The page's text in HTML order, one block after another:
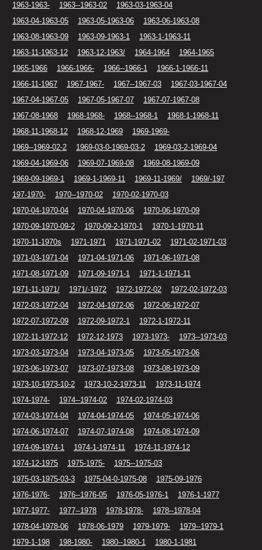
1963-1963-
1963--1963-02
1963-03-1963-04
1963-04-1963-05
1963-05-1963-06
1963-06-1963-08
1963-08-1963-09
1963-09-1963-1
1963-1-1963-11
1963-11-1963-12
1963-12-1963/ 1964-1964
1964-1965
1965-1966
1966-1966- 1966--1966-1
1966-1-1966-11
1966-11-1967
1967-1967- 1967--1967-03
1967-03-1967-04
1967-04-1967-05
1967-05-1967-07
1967-07-1967-08
1967-08-1968
1968-1968- 1968--1968-1
1968-1-1968-11
1968-11-1968-12
1968-12-1969
1969-1969-
1969--1969-02-2
1969-03-0-1969-03-2
1969-03-2-1969-04
1969-04-1969-06
1969-07-1969-08
1969-08-1969-09
1969-09-1969-1
1969-1-1969-11 1969-11-1969/
1969/-197
197-1970-
1970--1970-02
1970-02-1970-03
1970-04-1970-04
1970-04-1970-06
1970-06-1970-09
1970-09-1970-09-2
1970-09-2-1970-1
1970-1-1970-11
1970-11-1970s
1971-1971 1971-1971-02
1971-02-1971-03
1971-03-1971-04
1971-04-1971-06
1971-06-1971-08
1971-08-1971-09
1971-09-1971-1
1971-1-1971-11
1971-11-1971/
1971/-1972 1972-1972-02
1972-02-1972-03
1972-03-1972-04
1972-04-1972-06
1972-06-1972-07
1972-07-1972-09
1972-09-1972-1
1972-1-1972-11
1972-11-1972-12
1972-12-1973 1973-1973-
1973--1973-03
1973-03-1973-04
1973-04-1973-05
1973-05-1973-06
1973-06-1973-07
1973-07-1973-08
1973-08-1973-09
1973-10-1973-10-2
1973-10-2-1973-11
1973-11-1974
1974-1974-
1974--1974-02
1974-02-1974-03
1974-03-1974-04
1974-04-1974-05
1974-05-1974-06
1974-06-1974-07
1974-07-1974-08
1974-08-1974-09
1974-09-1974-1
1974-1-1974-11
1974-11-1974-12
1974-12-1975
1975-1975-
1975--1975-03
1975-03-1975-03-3
1975-04-0-1975-08
1975-09-1976
1976-1976-
1976--1976-05 1976-05-1976-1
1976-1-1977
1977-1977-
1977--1978 1978-1978-
1978--1978-04
1978-04-1978-06
1978-06-1979 1979-1979-
1979--1979-1
1979-1-198
198-1980- 1980--1980-1
1980-1-1981